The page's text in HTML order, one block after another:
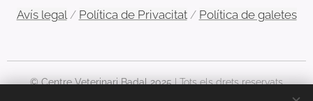
Avís legal/ Política de Privacitat/ Política de galetes
© Centre Veterinari Badal 2025| Tots els drets reservats